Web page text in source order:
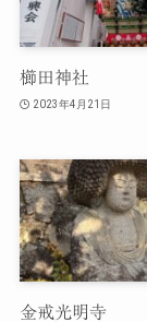
櫛田神社
2023年4月21日
金戒光明寺